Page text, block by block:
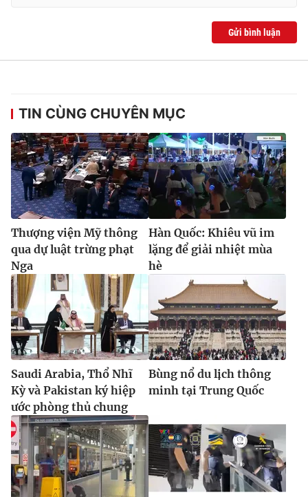
cấp ngày 29/12/2023
Phó Tổng Biên tập:Nguyễn Thị Mỹ Hạnh, Phạm Quốc Thắng,
Nguyễn Trọng Ninh
Tổng đài VTV:024.38 355 931 - 024.38 355 932
Ðiện thoại Thời báo VTV:024.66 897 897
Email:toasoan@vtv.vn
Liên hệ quảng cáo:024-7300.7108
® Cấm sao chép dưới mọi hình thức nếu không có sự chấp
thuận bằng văn bản. Ghi rõ nguồn VTV.vn khi phát hành lại
thông tin từ website này.
Gửi bình luận
TIN CÙNG CHUYÊN MỤC
Thượng viện Mỹ thông
qua dự luật trừng phạt
Nga
Hàn Quốc: Khiêu vũ im
lặng để giải nhiệt mùa
hè
Saudi Arabia, Thổ Nhĩ
Kỳ và Pakistan ký hiệp
ước phòng thủ chung
Bùng nổ du lịch thông
minh tại Trung Quốc